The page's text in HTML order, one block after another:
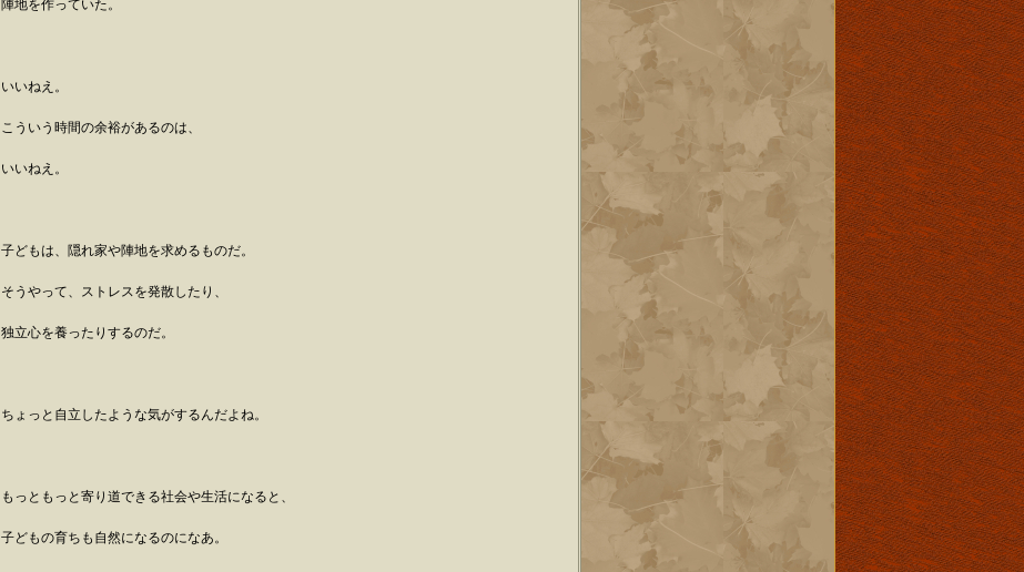
陣地を作っていた。
いいねえ。
こういう時間の余裕があるのは、
いいねえ。
子どもは、隠れ家や陣地を求めるものだ。
そうやって、ストレスを発散したり、
独立心を養ったりするのだ。
ちょっと自立したような気がするんだよね。
もっともっと寄り道できる社会や生活になると、
子どもの育ちも自然になるのになあ。